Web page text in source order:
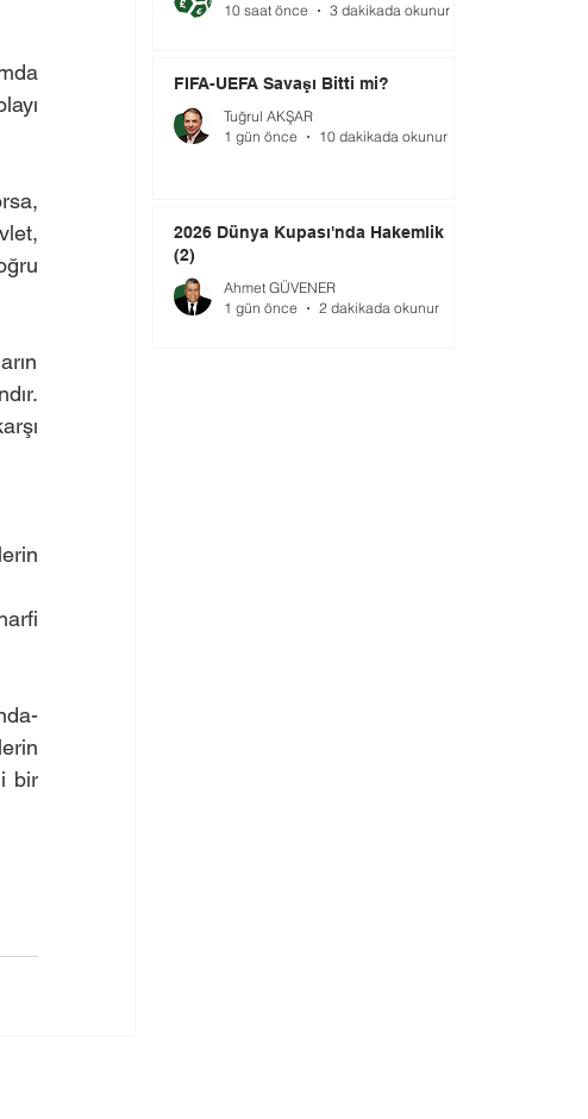
bir
10 saat önce
3 dakikada okunur
FIFA-UEFA Savaşı Bitti mi?
Tuğrul AKŞAR
1 gün önce
10 dakikada okunur
2026 Dünya Kupası'nda Hakemlik
(2)
Ahmet GÜVENER
1 gün önce
2 dakikada okunur